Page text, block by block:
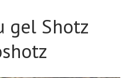
gel Shotz